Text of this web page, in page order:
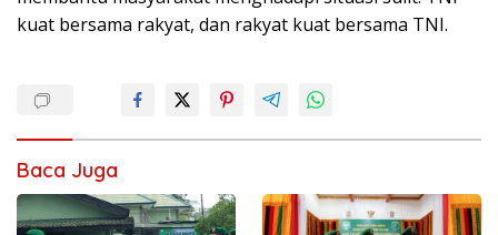
kuat bersama rakyat, dan rakyat kuat bersama TNI.
Baca Juga